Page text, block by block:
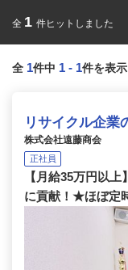
全 1 件ヒットしました
全 1件中 1 - 1件を表示
リサイクル企業
株式会社遠藤商会
正社員
【月給35万円以
に貢献！★ほぼ定